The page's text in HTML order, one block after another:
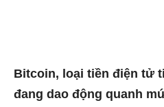
Bitcoin, loại tiền điện tử
đang dao động quanh